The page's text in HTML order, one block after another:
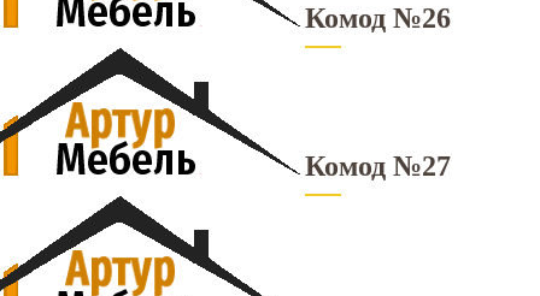
Комод №26
Комод №27